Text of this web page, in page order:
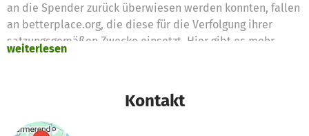
an die Spender zurück überwiesen werden konnten, fallen
an betterplace.org, die diese für die Verfolgung ihrer
satzungsgemäßen Zwecke einsetzt. Hier gibt es mehr
Bei Fragen könnt Ihr uns gern kontaktieren:
support@betterplace.org.
weiterlesen
Kontakt